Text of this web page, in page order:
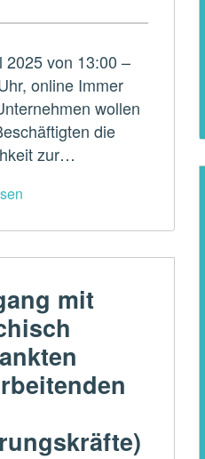
2025 von 13:00 –
online Immer
wollen
die
zur…
mit